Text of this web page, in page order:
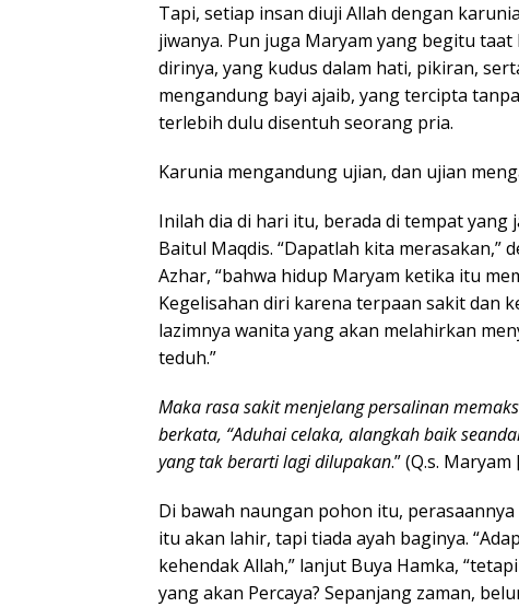
Tapi, setiap insan diuji Allah dengan
jiwanya. Pun juga Maryam yang begitu
dirinya, yang kudus dalam hati, pikiran,
mengandung bayi ajaib, yang tercipta
terlebih dulu disentuh seorang pria.
Karunia mengandung ujian, dan ujian
Inilah dia di hari itu, berada di tempat
Baitul Maqdis. “Dapatlah kita merasakan,”
Azhar, “bahwa hidup Maryam ketika itu
Kegelisahan diri karena terpaan sakit dan
lazimnya wanita yang akan melahirkan
teduh.”
Maka rasa sakit menjelang persalinan
berkata, “Aduhai celaka, alangkah baik
yang tak berarti lagi dilupakan.” (Q.s. Maryam
Di bawah naungan pohon itu,
itu akan lahir, tapi tiada ayah baginya.
kehendak Allah,” lanjut Buya Hamka,
yang akan Percaya? Sepanjang zaman,